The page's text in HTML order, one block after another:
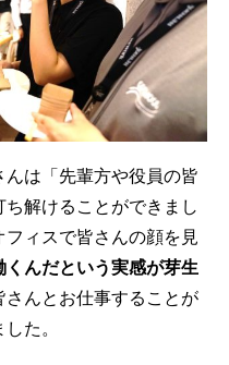
は「先輩方や役員の皆
解けることができまし
ィスで皆さんの顔を見
くんだという実感が芽生
んとお仕事することが
た。